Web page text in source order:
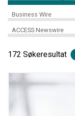
Business Wire
ACCESS Newswire
172 Søkeresultat